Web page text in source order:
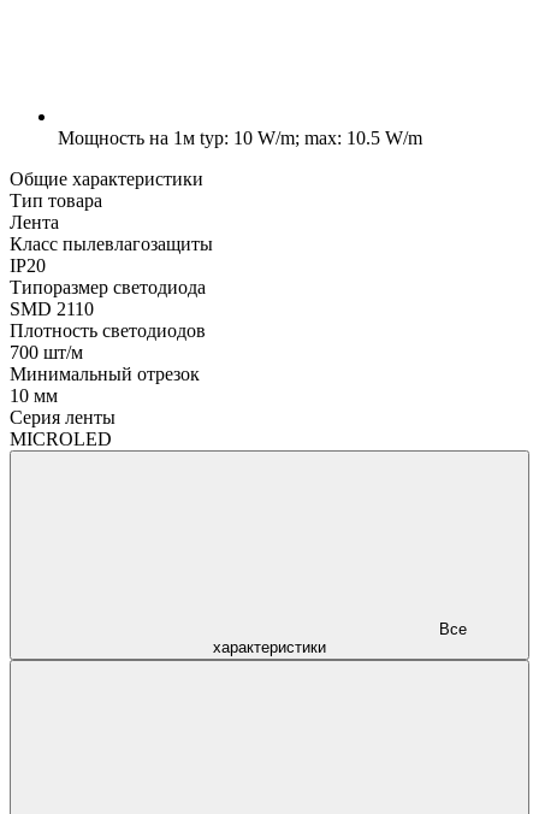
Мощность на 1м typ: 10 W/m; max: 10.5 W/m
Общие характеристики
Тип товара
Лента
Класс пылевлагозащиты
IP20
Типоразмер светодиода
SMD 2110
Плотность светодиодов
700 шт/м
Минимальный отрезок
10 мм
Серия ленты
MICROLED
характеристики